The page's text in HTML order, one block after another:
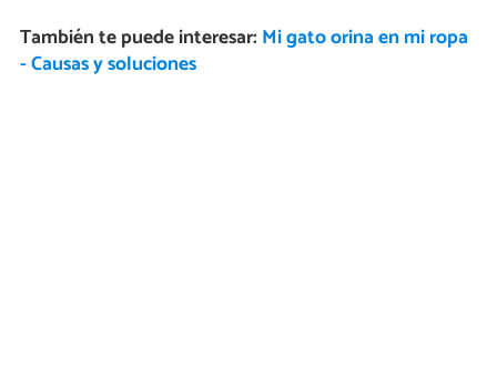
También te puede interesar: Mi gato orina en mi ropa
- Causas y soluciones